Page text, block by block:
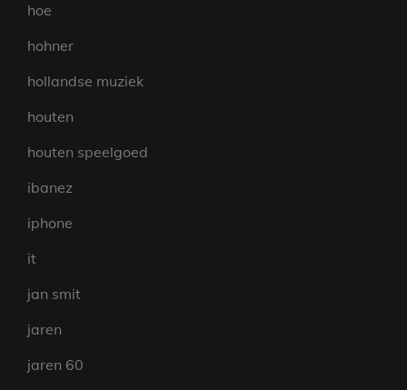
hoe
hohner
hollandse muziek
houten
houten speelgoed
ibanez
iphone
it
jan smit
jaren
jaren 60